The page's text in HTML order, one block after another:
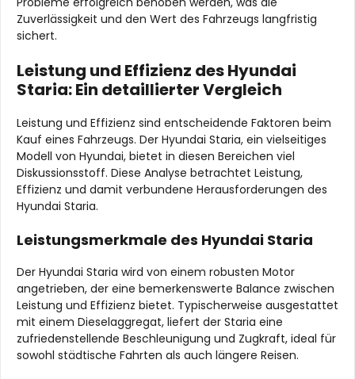
Zuverlässigkeit und den Wert des Fahrzeugs langfristig
sichert.
Leistung und Effizienz des Hyundai
Staria: Ein detaillierter Vergleich
Leistung und Effizienz sind entscheidende Faktoren beim
Kauf eines Fahrzeugs. Der Hyundai Staria, ein vielseitiges
Modell von Hyundai, bietet in diesen Bereichen viel
Diskussionsstoff. Diese Analyse betrachtet Leistung,
Effizienz und damit verbundene Herausforderungen des
Hyundai Staria.
Leistungsmerkmale des Hyundai Staria
Der Hyundai Staria wird von einem robusten Motor
angetrieben, der eine bemerkenswerte Balance zwischen
Leistung und Effizienz bietet. Typischerweise ausgestattet
mit einem Dieselaggregat, liefert der Staria eine
zufriedenstellende Beschleunigung und Zugkraft, ideal für
sowohl städtische Fahrten als auch längere Reisen.